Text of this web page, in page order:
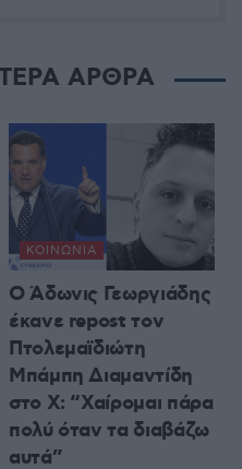
ΑΡΘΡΑ
ΚΟΙΝΩΝΊΑ
Ο Άδωνις Γεωργιάδης
έκανε repost τον
Πτολεμαϊδιώτη
Μπάμπη Διαμαντίδη
στο X: “Χαίρομαι πάρα
πολύ όταν τα διαβάζω
αυτά”